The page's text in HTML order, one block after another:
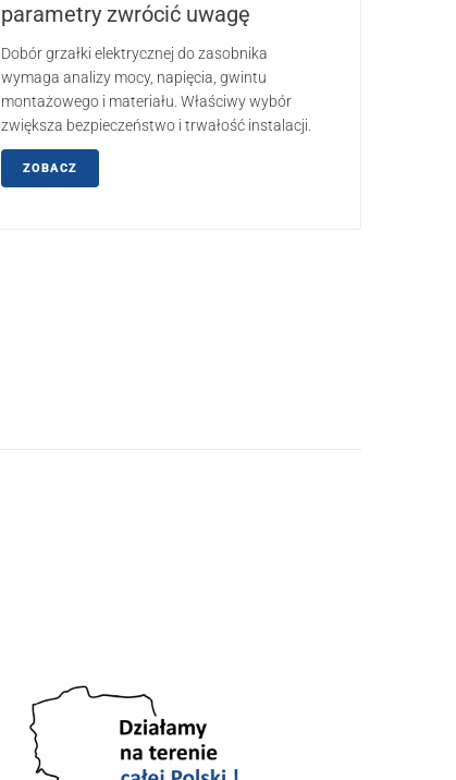
parametry zwrócić uwagę
Dobór grzałki elektrycznej do zasobnika
wymaga analizy mocy, napięcia, gwintu
montażowego i materiału. Właściwy wybór
zwiększa bezpieczeństwo i trwałość instalacji.
ZOBACZ